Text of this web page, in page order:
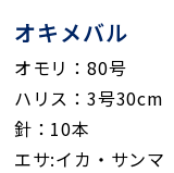
オキメバル
オモリ：80号
ハリス：3号30cm
針：10本
エサ:イカ・サンマ